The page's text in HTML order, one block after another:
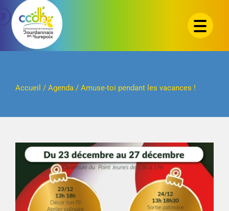
Passer
contenu
Accueil / Agenda/ Amuse-toi pendant les vacances !